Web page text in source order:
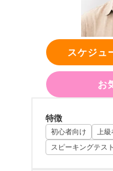
スケジュ
お
特徴
初心者向け 上級
スピーキングテス